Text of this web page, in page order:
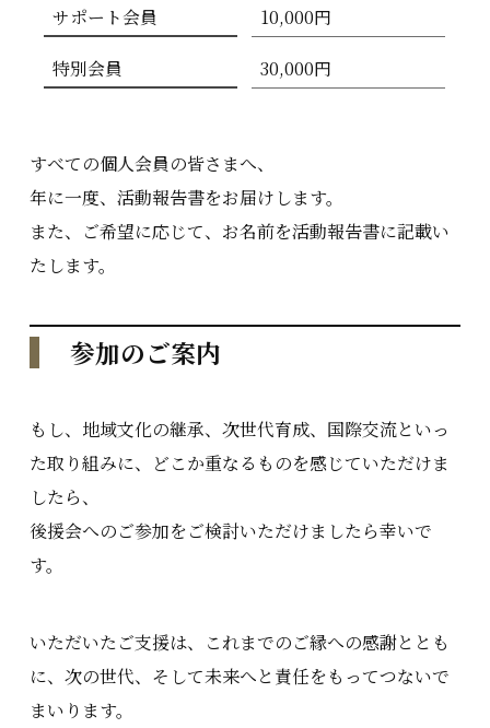
サポート会員 10,000円
特別会員 30,000円
すべての個人会員の皆さまへ、
年に一度、活動報告書をお届けします。
また、ご希望に応じて、お名前を活動報告書に記載い
たします。
参加のご案内
もし、地域文化の継承、次世代育成、国際交流といっ
た取り組みに、どこか重なるものを感じていただけま
したら、
後援会へのご参加をご検討いただけましたら幸いで
す。
いただいたご支援は、これまでのご縁への感謝ととも
に、次の世代、そして未来へと責任をもってつないで
まいります。